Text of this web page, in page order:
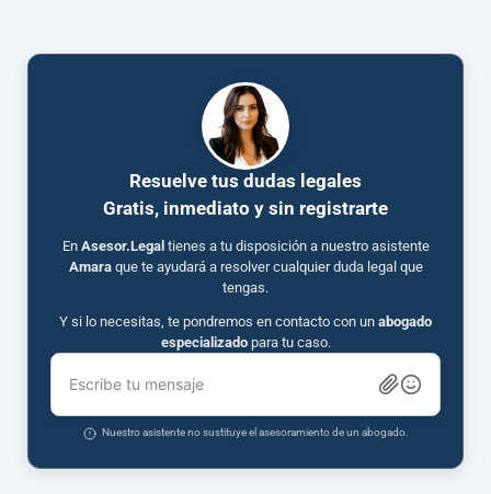
Resuelve tus dudas legales
Gratis, inmediato y sin registrarte
En Asesor.Legal tienes a tu disposición a nuestro asistente
Amaraque te ayudará a resolver cualquier duda legal que
tengas.
Y si lo necesitas, te pondremos en contacto con un abogado
especializadopara tu caso.
Escribe tu mensaje
Nuestro asistente no sustituye el asesoramiento de un abogado.